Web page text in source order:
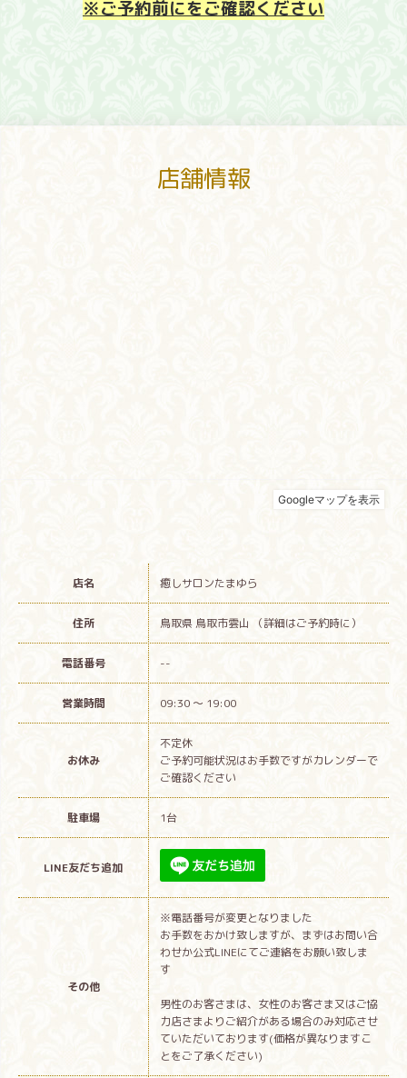
※ご予約前にをご確認ください
店舗情報
店名 癒しサロンたまゆら
住所 鳥取県 鳥取市雲山 （詳細はご予約時に）
電話番号 --
営業時間 09:30 ～ 19:00
お休み
不定休
ご予約可能状況はお手数ですがカレンダーで
ご確認ください
駐車場 1台
LINE友だち追加
その他
※電話番号が変更となりました
お手数をおかけ致しますが、まずはお問い合
わせか公式LINEにてご連絡をお願い致しま
す
男性のお客さまは、女性のお客さま又はご協
力店さまよりご紹介がある場合のみ対応させ
ていただいております(価格が異なりますこ
とをご了承ください)